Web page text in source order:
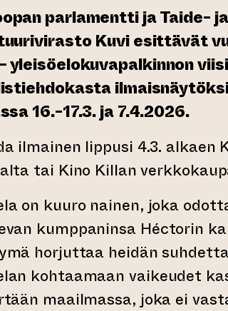
parlamentti ja Taide- ja
Kuvi esittävät
yleisöelokuvapalkinnon viisi
16.-17.3. ja 7.4.2026.
ilmainen lippusi 4.3. alkaen
tai Kino Killan
on kuuro nainen, joka
kumppaninsa Héctorin
horjuttaa heidän
kohtaamaan vaikeudet
maailmassa, joka ei